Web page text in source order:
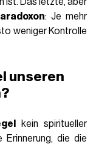
: Je mehr
weniger Kontrolle
unseren
kein spiritueller
Erinnerung, die die